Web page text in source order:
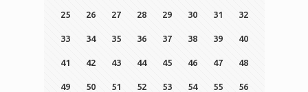
25 26 27 28 29 30 31 32
33 34 35 36 37 38 39 40
41 42 43 44 45 46 47 48
49 50 51 52 53 54 55 56